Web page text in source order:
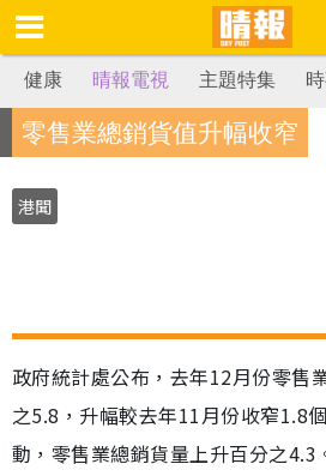
健康 晴報電視 主題特集
零售業總銷貨值升幅收窄
港聞
政府統計處公布，去年12月份零售
之5.8，升幅較去年11月份收窄1.8
動，零售業總銷貨量上升百分之4.3